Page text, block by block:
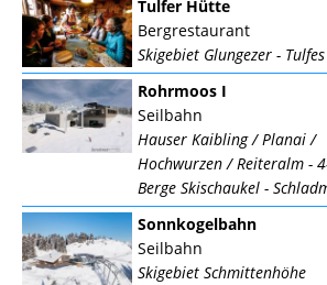
Tulfer Hütte
Bergrestaurant
Skigebiet Glungezer - Tulfes
Rohrmoos I
Seilbahn
Hauser Kaibling / Planai /
Hochwurzen / Reiteralm -
Berge Skischaukel -
Sonnkogelbahn
Seilbahn
Skigebiet Schmittenhöhe